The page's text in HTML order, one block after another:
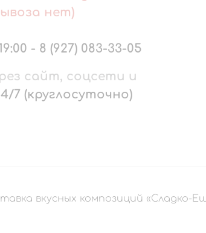
нет)
- 8 (927) 083-33-05
сайт, соцсети и
7 (круглосуточно)
вкусных композиций «Сладко-